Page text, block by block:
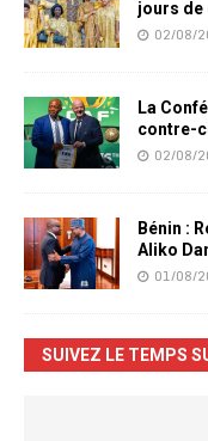
jours de
02/08/
La
contre-
02/08/
Bénin :
Aliko
01/08/
SUIVEZ LE TEMPS